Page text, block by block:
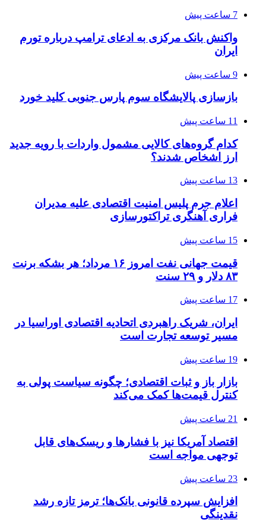
7 ساعت پیش
واکنش بانک مرکزی به ادعای ترامپ درباره تورم
ایران
9 ساعت پیش
بازسازی پالایشگاه سوم پارس جنوبی کلید خورد
11 ساعت پیش
کدام گروه‌های کالایی مشمول واردات با رویه جدید
ارز اشخاص شدند؟
13 ساعت پیش
اعلام جرم پلیس امنیت اقتصادی علیه مدیران
فراری آهنگری تراکتورسازی
15 ساعت پیش
قیمت جهانی نفت امروز ۱۶ مرداد؛ هر بشکه برنت
۸۳ دلار و ۲۹ سنت
17 ساعت پیش
ایران، شریک راهبردی اتحادیه اقتصادی اوراسیا در
مسیر توسعه تجارت است
19 ساعت پیش
بازار باز و ثبات اقتصادی؛ چگونه سیاست پولی به
کنترل قیمت‌ها کمک می‌کند
21 ساعت پیش
اقتصاد آمریکا نیز با فشارها و ریسک‌های قابل
توجهی مواجه است
23 ساعت پیش
افزایش سپرده قانونی بانک‌ها؛ ترمز تازه رشد
نقدینگی